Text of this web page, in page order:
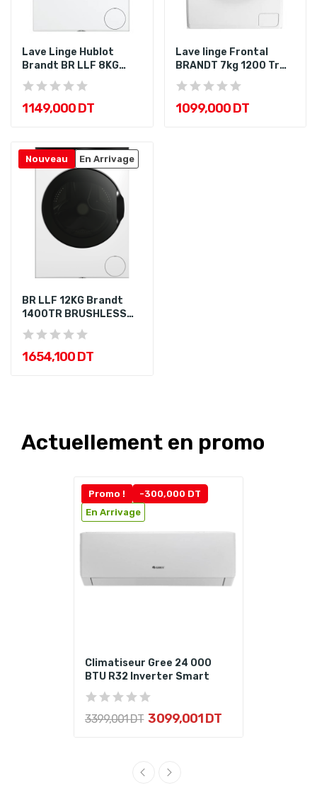
Lave Linge Hublot
Brandt BR LLF 8KG
1400 A+++...
1 149,000 DT
Lave linge Frontal
BRANDT 7kg 1200 Tr
A+++
1 099,000 DT
Nouveau En Arrivage
BR LLF 12KG Brandt
1400TR BRUSHLESS
WHITE BLACK...
1 654,100 DT
Actuellement en promo
Promo !
-300,000 DT
En Arrivage
Climatiseur Gree 24 000
BTU R32 Inverter Smart
3 399,001 DT 3 099,001 DT